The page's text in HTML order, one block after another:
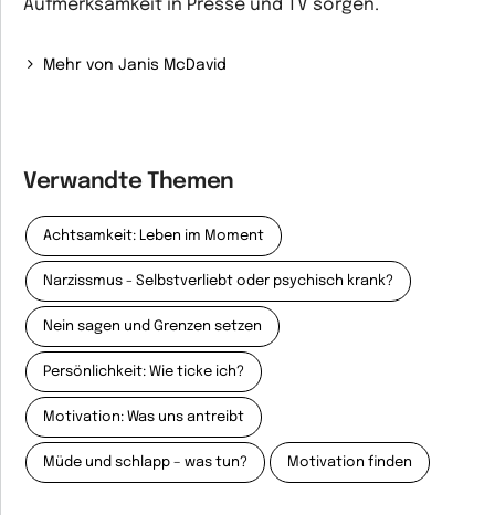
Aufmerksamkeit in Presse und TV sorgen.
Mehr von Janis McDavid
Verwandte Themen
Achtsamkeit: Leben im Moment
Narzissmus - Selbstverliebt oder psychisch krank?
Nein sagen und Grenzen setzen
Persönlichkeit: Wie ticke ich?
Motivation: Was uns antreibt
Müde und schlapp – was tun? Motivation finden